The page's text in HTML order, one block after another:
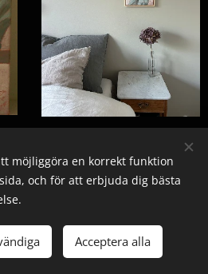
Webnode Cookies
möjliggöra en korrekt funktion
och för att erbjuda dig bästa
Acceptera alla